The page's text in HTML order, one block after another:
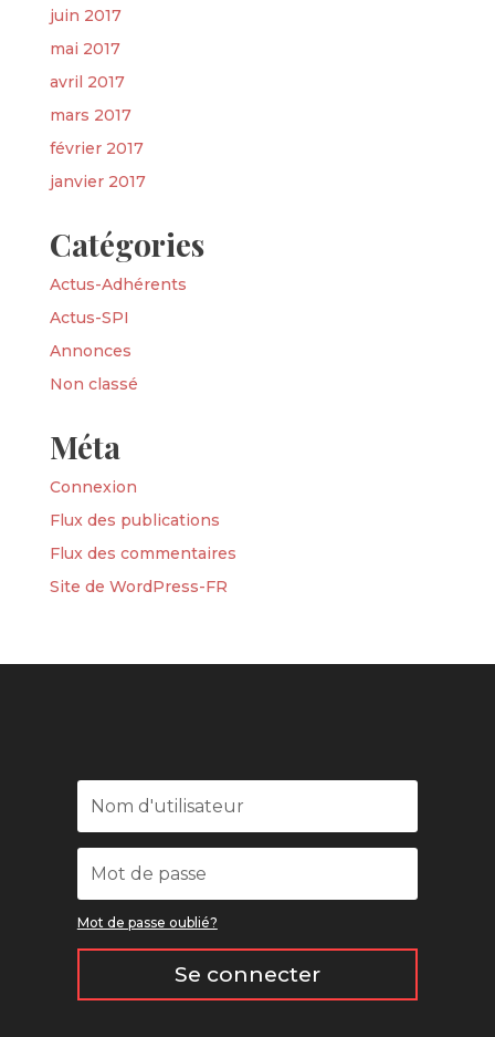
juin 2017
mai 2017
avril 2017
mars 2017
février 2017
janvier 2017
Catégories
Actus-Adhérents
Actus-SPI
Annonces
Non classé
Méta
Connexion
Flux des publications
Flux des commentaires
Site de WordPress-FR
Mot de passe oublié?
Se connecter